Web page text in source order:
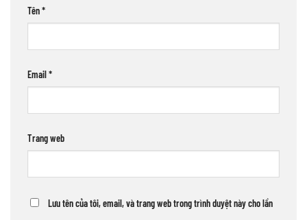
Tên*
Email*
Trang web
Lưu tên của tôi, email, và trang web trong trình duyệt này cho lần